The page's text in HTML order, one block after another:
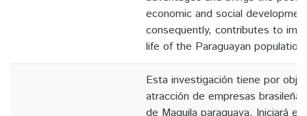
economic and social
consequently, contributes to
life of the Paraguayan population
Esta investigación tiene por
atracción de empresas